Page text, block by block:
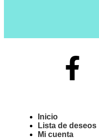
Inicio
Lista de deseos
Mi cuenta